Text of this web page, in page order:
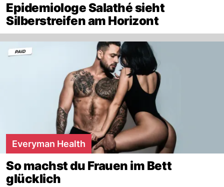
Epidemiologe Salathé sieht
Silberstreifen am Horizont
Everyman Health
So machst du Frauen im Bett
glücklich